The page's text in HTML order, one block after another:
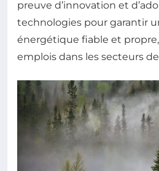
preuve d’innovation et
technologies pour garantir
énergétique fiable et
emplois dans les secteurs